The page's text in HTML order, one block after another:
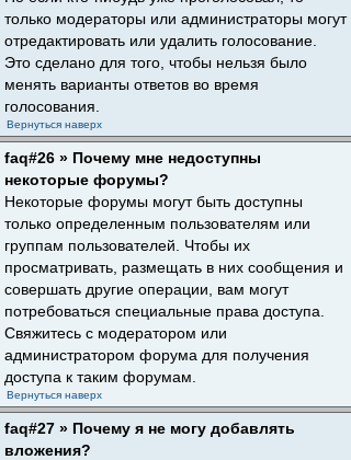
только модераторы или администраторы могут
отредактировать или удалить голосование.
Это сделано для того, чтобы нельзя было
менять варианты ответов во время
голосования.
Вернуться наверх
faq#26 » Почему мне недоступны
некоторые форумы?
Некоторые форумы могут быть доступны
только определенным пользователям или
группам пользователей. Чтобы их
просматривать, размещать в них сообщения и
совершать другие операции, вам могут
потребоваться специальные права доступа.
Свяжитесь с модератором или
администратором форума для получения
доступа к таким форумам.
Вернуться наверх
faq#27 » Почему я не могу добавлять
вложения?